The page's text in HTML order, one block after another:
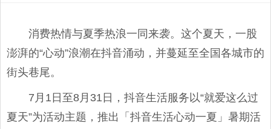
消费热情与夏季热浪一同来袭。这个夏天，一股
澎湃的“心动”浪潮在抖音涌动，并蔓延至全国各城市的
街头巷尾。
7月1日至8月31日，抖音生活服务以“就爱这么过
夏天”为活动主题，推出「抖音生活心动一夏」暑期活